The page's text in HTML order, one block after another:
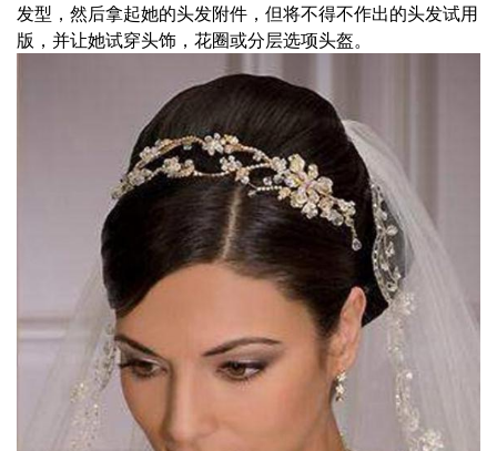
发型，然后拿起她的头发附件，但将不得不作出的头发试用
版，并让她试穿头饰，花圈或分层选项头盔。